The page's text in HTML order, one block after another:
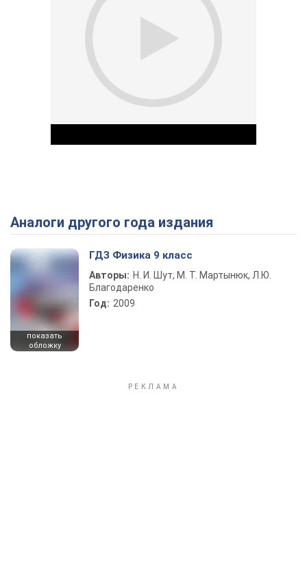
Play Video
Аналоги другого года издания
показать
обложку
ГДЗ Физика 9 класс
Авторы: Н. И. Шут, М. Т. Мартынюк, Л.Ю.
Благодаренко
Год: 2009